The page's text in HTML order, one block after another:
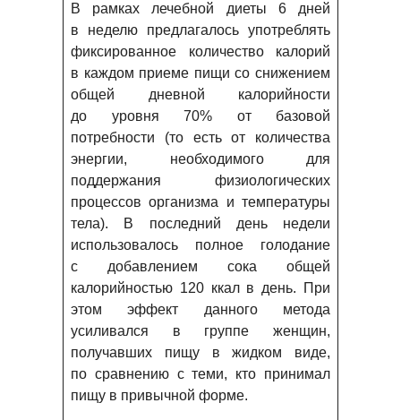
В рамках лечебной диеты 6 дней
в неделю предлагалось употреблять
фиксированное количество калорий
в каждом приеме пищи со снижением
общей дневной калорийности
до уровня 70% от базовой
потребности (то есть от количества
энергии, необходимого для
поддержания физиологических
процессов организма и температуры
тела). В последний день недели
использовалось полное голодание
с добавлением сока общей
калорийностью 120 ккал в день. При
этом эффект данного метода
усиливался в группе женщин,
получавших пищу в жидком виде,
по сравнению с теми, кто принимал
пищу в привычной форме.